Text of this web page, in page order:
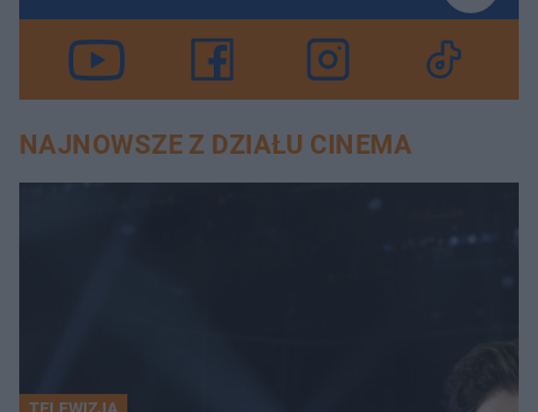
NAJNOWSZE Z DZIAŁU CINEMA